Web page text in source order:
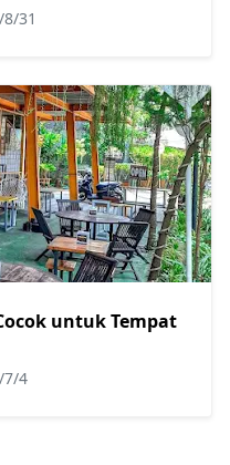
31
untuk Tempat
7/4